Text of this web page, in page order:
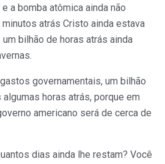
a bomba atômica ainda não
atrás Cristo ainda estava
bilhão de horas atrás ainda
governamentais, um bilhão
horas atrás, porque em
americano será de cerca de
dias ainda lhe restam? Você